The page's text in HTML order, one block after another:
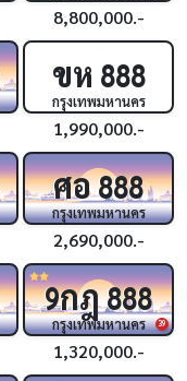
8,800,000.-
ขห 888
กรุงเทพมหานคร
1,990,000.-
ศอ888
กรุงเทพมหานคร
2,690,000.-
39
9กฎ888
กรุงเทพมหานคร
1,320,000.-